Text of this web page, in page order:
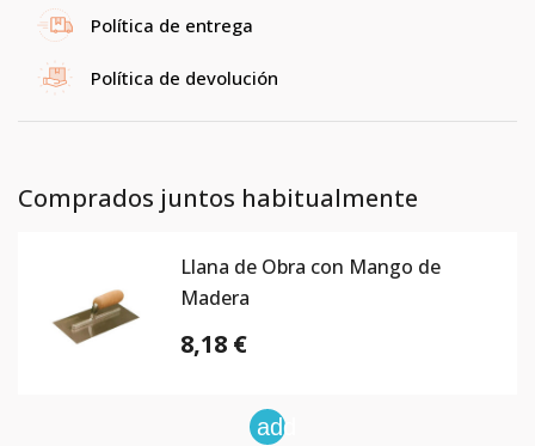
Política de entrega
Política de devolución
Comprados juntos habitualmente
Llana de Obra con Mango de
Madera
8,18 €
add